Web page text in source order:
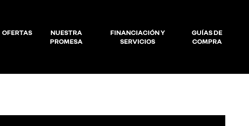
OFERTAS
NUESTRA
PROMESA
FINANCIACIÓN Y
SERVICIOS
GUÍAS DE
COMPRA